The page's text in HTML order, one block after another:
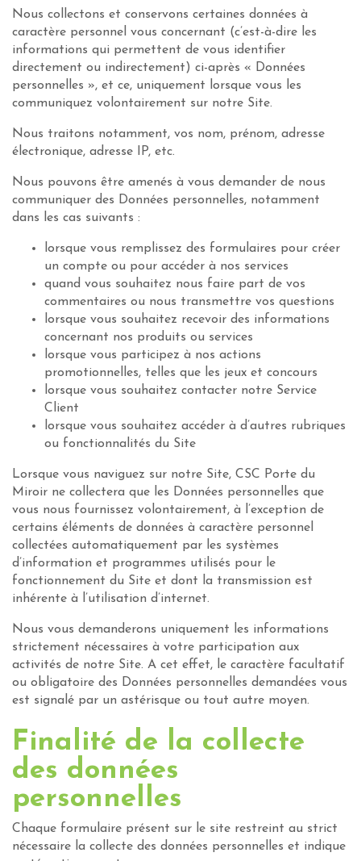
Nous collectons et conservons certaines données à
caractère personnel vous concernant (c’est-à-dire les
informations qui permettent de vous identifier
directement ou indirectement) ci-après « Données
personnelles », et ce, uniquement lorsque vous les
communiquez volontairement sur notre Site.
Nous traitons notamment, vos nom, prénom, adresse
électronique, adresse IP, etc.
Nous pouvons être amenés à vous demander de nous
communiquer des Données personnelles, notamment
dans les cas suivants :
lorsque vous remplissez des formulaires pour créer
un compte ou pour accéder à nos services
quand vous souhaitez nous faire part de vos
commentaires ou nous transmettre vos questions
lorsque vous souhaitez recevoir des informations
concernant nos produits ou services
lorsque vous participez à nos actions
promotionnelles, telles que les jeux et concours
lorsque vous souhaitez contacter notre Service
Client
lorsque vous souhaitez accéder à d’autres rubriques
ou fonctionnalités du Site
Lorsque vous naviguez sur notre Site, CSC Porte du
Miroir ne collectera que les Données personnelles que
vous nous fournissez volontairement, à l’exception de
certains éléments de données à caractère personnel
collectées automatiquement par les systèmes
d’information et programmes utilisés pour le
fonctionnement du Site et dont la transmission est
inhérente à l’utilisation d’internet.
Nous vous demanderons uniquement les informations
strictement nécessaires à votre participation aux
activités de notre Site. A cet effet, le caractère facultatif
ou obligatoire des Données personnelles demandées vous
est signalé par un astérisque ou tout autre moyen.
Finalité de la collecte
des données
personnelles
Chaque formulaire présent sur le site restreint au strict
nécessaire la collecte des données personnelles et indique